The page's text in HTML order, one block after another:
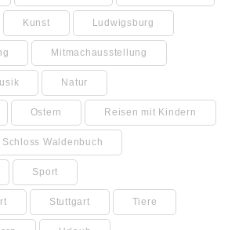
Kunst Ludwigsburg
Mitmachausstellung
Natur
Ostern Reisen mit Kindern
Schloss Waldenbuch
Sport
Stuttgart Tiere